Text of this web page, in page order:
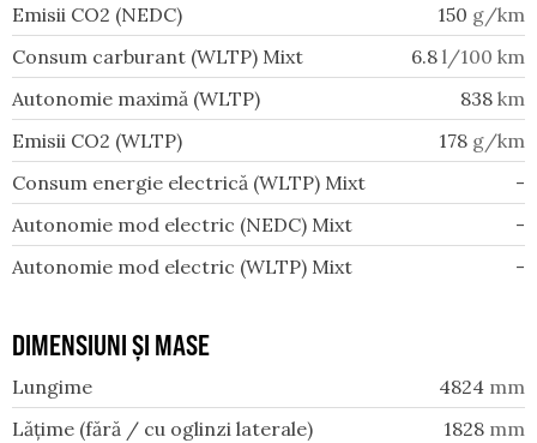
Emisii CO2 (NEDC)
150 g/km
Consum carburant (WLTP) Mixt
6.8 l/100 km
Autonomie maximă (WLTP)
838 km
Emisii CO2 (WLTP)
178 g/km
Consum energie electrică (WLTP) Mixt
-
Autonomie mod electric (NEDC) Mixt
-
Autonomie mod electric (WLTP) Mixt
-
DIMENSIUNI ȘI MASE
Lungime 4824 mm
Lățime (fără / cu oglinzi laterale)
1828 mm